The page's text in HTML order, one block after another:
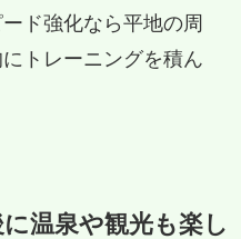
ド強化なら平地の周
トレーニングを積ん
温泉や観光も楽し